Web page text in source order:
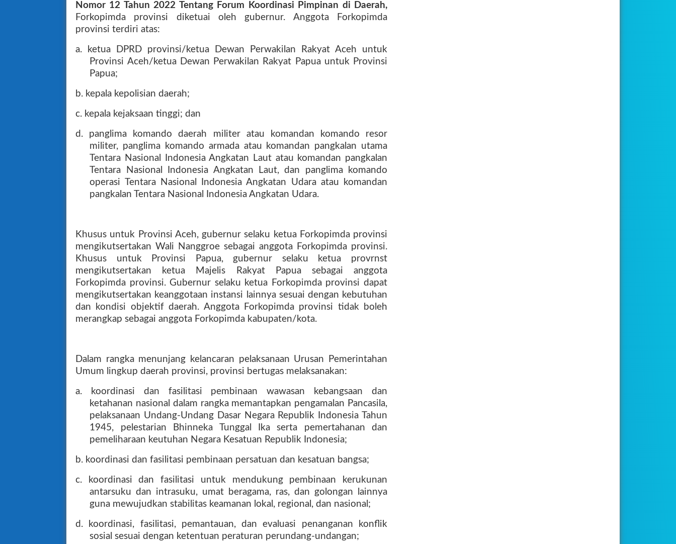
Nomor 12 Tahun 2022 Tentang Forum Koordinasi Pimpinan di Daerah,
Forkopimda provinsi diketuai oleh gubernur. Anggota Forkopimda
provinsi terdiri atas:
a. ketua DPRD provinsi/ketua Dewan Perwakilan Rakyat Aceh untuk
Provinsi Aceh/ketua Dewan Perwakilan Rakyat Papua untuk Provinsi
Papua;
b. kepala kepolisian daerah;
c. kepala kejaksaan tinggi; dan
d. panglima komando daerah militer atau komandan komando resor
militer, panglima komando armada atau komandan pangkalan utama
Tentara Nasional Indonesia Angkatan Laut atau komandan pangkalan
Tentara Nasional Indonesia Angkatan Laut, dan panglima komando
operasi Tentara Nasional Indonesia Angkatan Udara atau komandan
pangkalan Tentara Nasional Indonesia Angkatan Udara.
Khusus untuk Provinsi Aceh, gubernur selaku ketua Forkopimda provinsi
mengikutsertakan Wali Nanggroe sebagai anggota Forkopimda provinsi.
Khusus untuk Provinsi Papua, gubernur selaku ketua provrnst
mengikutsertakan ketua Majelis Rakyat Papua sebagai anggota
Forkopimda provinsi. Gubernur selaku ketua Forkopimda provinsi dapat
mengikutsertakan keanggotaan instansi lainnya sesuai dengan kebutuhan
dan kondisi objektif daerah. Anggota Forkopimda provinsi tidak boleh
merangkap sebagai anggota Forkopimda kabupaten/kota.
Dalam rangka menunjang kelancaran pelaksanaan Urusan Pemerintahan
Umum lingkup daerah provinsi, provinsi bertugas melaksanakan:
a. koordinasi dan fasilitasi pembinaan wawasan kebangsaan dan
ketahanan nasional dalam rangka memantapkan pengamalan Pancasila,
pelaksanaan Undang-Undang Dasar Negara Republik Indonesia Tahun
1945, pelestarian Bhinneka Tunggal Ika serta pemertahanan dan
pemeliharaan keutuhan Negara Kesatuan Republik Indonesia;
b. koordinasi dan fasilitasi pembinaan persatuan dan kesatuan bangsa;
c. koordinasi dan fasilitasi untuk mendukung pembinaan kerukunan
antarsuku dan intrasuku, umat beragama, ras, dan golongan lainnya
guna mewujudkan stabilitas keamanan lokal, regional, dan nasional;
d. koordinasi, fasilitasi, pemantauan, dan evaluasi penanganan konflik
sosial sesuai dengan ketentuan peraturan perundang-undangan;